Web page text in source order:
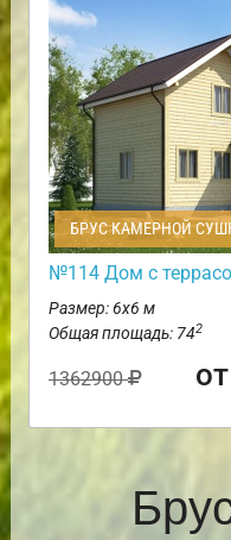
БРУС КАМЕРНОЙ
№114 Дом с
Размер: 6х6 м
Общая площадь: 742
1362900